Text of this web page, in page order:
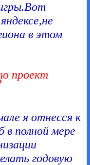
в этом
проект
я отнесся к
в полной мере
годовую